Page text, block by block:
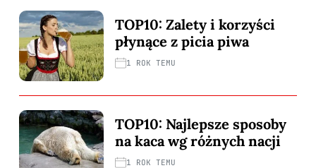
TOP10: Zalety i korzyści
płynące z picia piwa
1 ROK TEMU
TOP10: Najlepsze sposoby
na kaca wg różnych nacji
1 ROK TEMU